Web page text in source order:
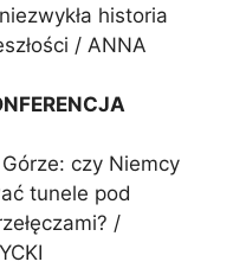
historia
/ ANNA
czy Niemcy
tunele pod
/